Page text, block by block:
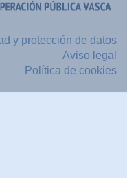
y protección de datos
Aviso legal
Política de cookies